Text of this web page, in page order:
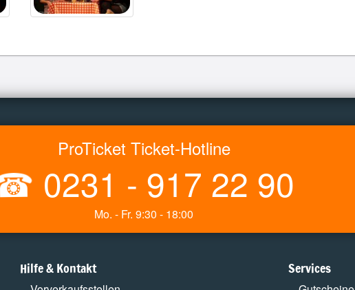
ProTicket Ticket-Hotline
0231 - 917 22 90
Mo. - Fr. 9:30 - 18:00
Hilfe & Kontakt Services